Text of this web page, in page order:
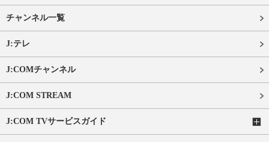
チャンネル一覧
J:テレ
J:COMチャンネル
J:COM STREAM
J:COM TVサービスガイド